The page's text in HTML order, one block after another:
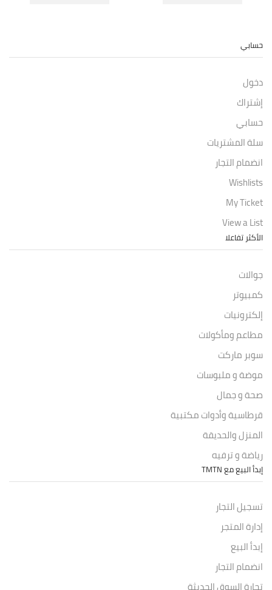
حسابي
دخول
إشتراك
حسابي
سلة المشتريات
انضمام التجار
Wishlists
My Ticket
View a List
الأكثر تفاعلا
جوالات
كمبيوتر
إلكترونيات
مطاعم ومأكولات
سوبر ماركت
موضة و ملبوسات
صحة و جمال
قرطاسية وأدوات مكتبية
المنزل والحديقة
رياضة و ترفيه
إبدأ البيع مع TMTN
تسجيل التجار
إدارة المتجر
إبدأ البيع
انضمام التجار
تجارة السوق الحديثة